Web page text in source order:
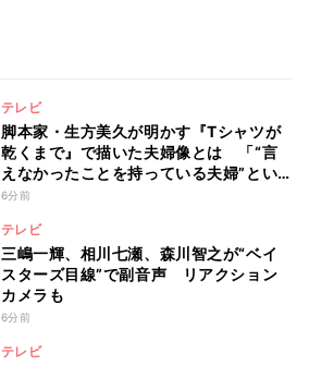
テレビ
脚本家・生方美久が明かす『Tシャツが
乾くまで』で描いた夫婦像とは 「“言
えなかったことを持っている夫婦”とい
うのは面白いかも」
6分前
テレビ
三嶋一輝、相川七瀬、森川智之が“ベイ
スターズ目線”で副音声 リアクション
カメラも
6分前
テレビ